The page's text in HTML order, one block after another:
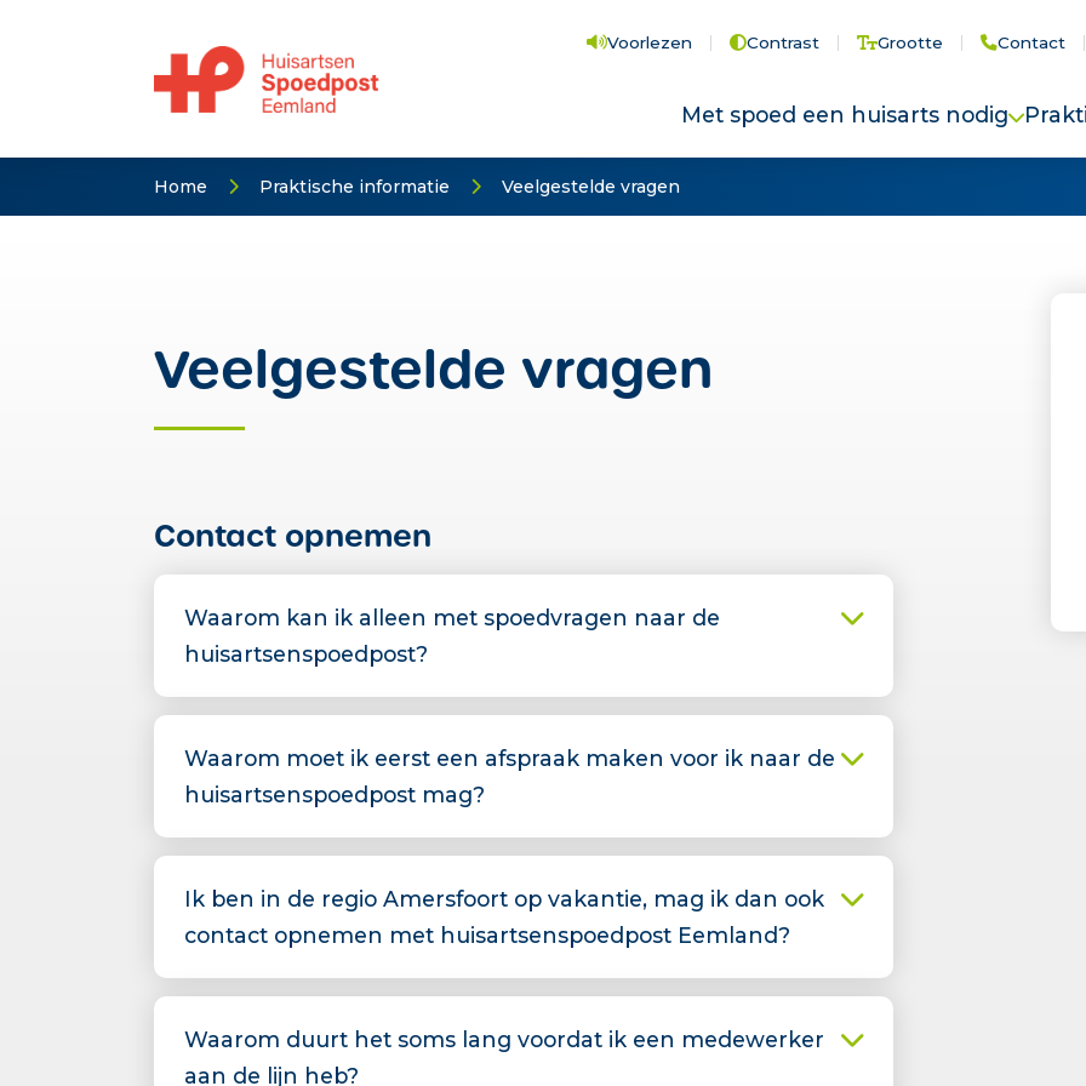
Voorlezen Contrast Grootte Contact
Met spoed een huisarts nodig
Houd deze gegevens bij de hand
Home Praktische informatie Veelgestelde vragen
Veelgestelde vragen
Contact opnemen
Waarom kan ik alleen met spoedvragen naar de
huisartsenspoedpost?
Waarom moet ik eerst een afspraak maken voor ik naar de
huisartsenspoedpost mag?
Ik ben in de regio Amersfoort op vakantie, mag ik dan ook
contact opnemen met huisartsenspoedpost Eemland?
Waarom duurt het soms lang voordat ik een medewerker
aan de lijn heb?